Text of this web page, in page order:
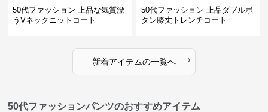
50代ファッション 上品な気質漂
うVネックニットコート
50代ファッション 上品ダブルボ
タン膝丈トレンチコート
新着アイテムの一覧へ ›
50代ファッションパンツのおすすめアイテム